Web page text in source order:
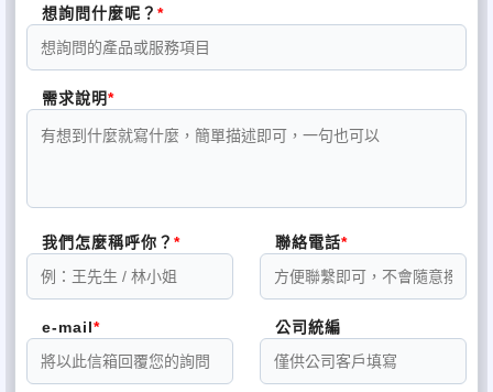
想詢問什麼呢？
需求說明
我們怎麼稱呼你？ 聯絡電話
e-mail 公司統編